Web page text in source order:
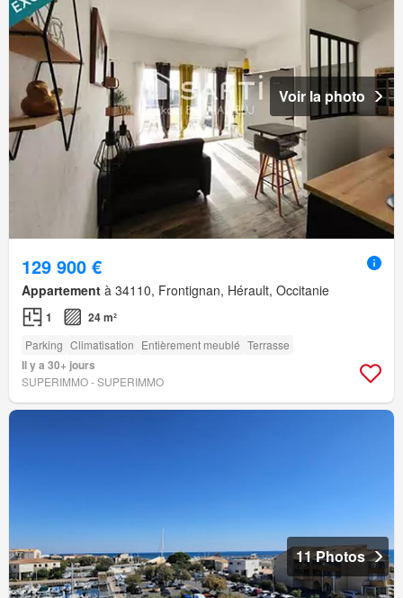
Voir la photo
129 900 €
Appartement à 34110, Frontignan, Hérault, Occitanie
1 24 m²
Parking Climatisation Entièrement meublé Terrasse
Il y a 30+ jours
SUPERIMMO - SUPERIMMO
11 Photos